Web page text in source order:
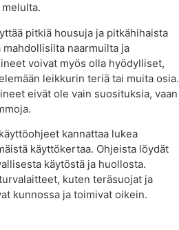
pitkiä housuja ja pitkähihaista
mahdollisilta naarmuilta ja
voivat myös olla hyödylliset,
leikkurin teriä tai muita osia.
eivät ole vain suosituksia, vaan
kannattaa lukea
käyttökertaa. Ohjeista löydät
käytöstä ja huollosta.
kuten teräsuojat ja
kunnossa ja toimivat oikein.